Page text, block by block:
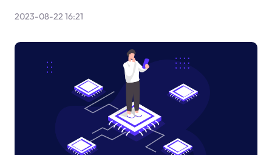
2023-08-22 16:21